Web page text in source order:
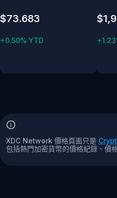
$73.683
+0.50% YTD
XDC Network 價格頁面只是
包括熱門加密貨幣的價格紀錄、價